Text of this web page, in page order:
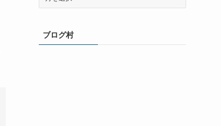
ブ
（Archive）
ブログ村